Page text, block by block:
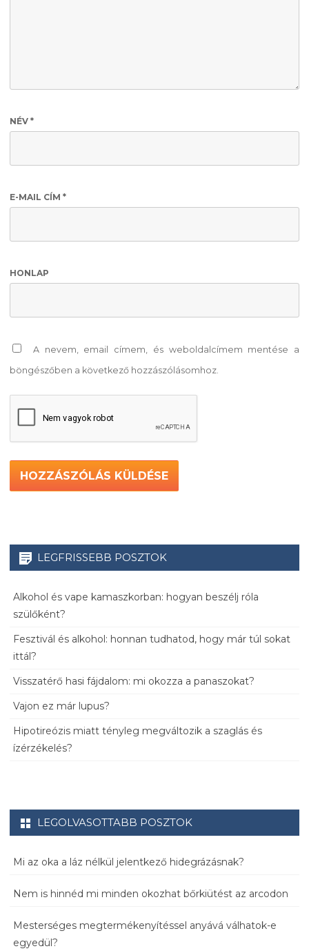
NÉV *
E-MAIL CÍM *
HONLAP
A nevem, email címem, és weboldalcímem mentése a
böngészőben a következő hozzászólásomhoz.
LEGFRISSEBB POSZTOK
Alkohol és vape kamaszkorban: hogyan beszélj róla
szülőként?
Fesztivál és alkohol: honnan tudhatod, hogy már túl sokat
ittál?
Visszatérő hasi fájdalom: mi okozza a panaszokat?
Vajon ez már lupus?
Hipotireózis miatt tényleg megváltozik a szaglás és
ízérzékelés?
LEGOLVASOTTABB POSZTOK
Mi az oka a láz nélkül jelentkező hidegrázásnak?
Nem is hinnéd mi minden okozhat bőrkiütést az arcodon
Mesterséges megtermékenyítéssel anyává válhatok-e
egyedül?